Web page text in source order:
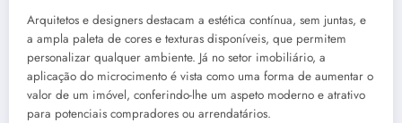
Arquitetos e designers destacam a estética contínua, sem juntas, e
a ampla paleta de cores e texturas disponíveis, que permitem
personalizar qualquer ambiente. Já no setor imobiliário, a
aplicação do microcimento é vista como uma forma de aumentar o
valor de um imóvel, conferindo-lhe um aspeto moderno e atrativo
para potenciais compradores ou arrendatários.